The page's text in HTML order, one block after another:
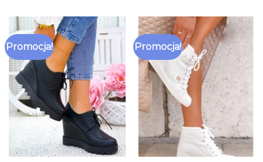
Promocja! Promocja!